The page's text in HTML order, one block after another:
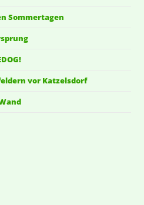
Sommertagen
vor Katzelsdorf